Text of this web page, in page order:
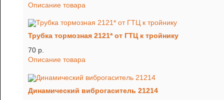
Описание товара
Трубка тормозная 2121* от ГТЦ к тройнику
70 p.
Описание товара
Динамический виброгаситель 21214